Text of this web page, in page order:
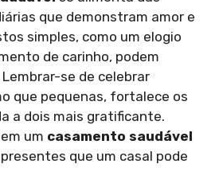
que demonstram amor e
simples, como um elogio
de carinho, podem
se de celebrar
que pequenas, fortalece os
a dois mais gratificante.
um casamento saudável
que um casal pode